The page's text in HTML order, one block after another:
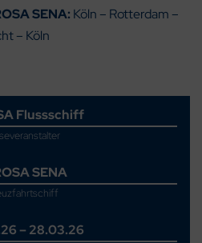
SENA: Köln – Rotterdam –
– Köln
Flussschiff
SENA
– 28.03.26